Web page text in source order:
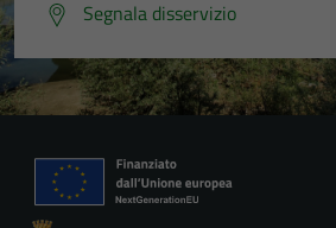
Segnala disservizio